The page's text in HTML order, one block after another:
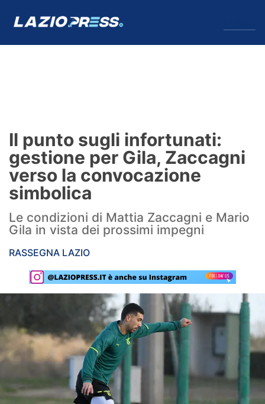
Formello
Infortuni
Primavera
Calciomercato
Lazio Women
Rassegna Lazio
Calcio
Serie A
Champions League
Il punto sugli infortunati:
gestione per Gila, Zaccagni
verso la convocazione
simbolica
Le condizioni di Mattia Zaccagni e Mario
Gila in vista dei prossimi impegni
RASSEGNA LAZIO